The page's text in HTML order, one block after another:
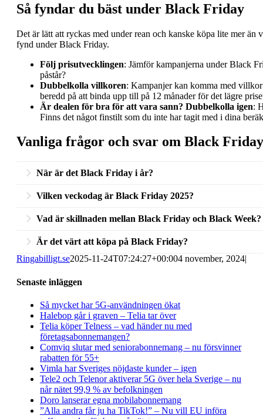
Så fyndar du bäst under Black Friday
Det är lätt att ryckas med under rean och kanske köpa lite mer än
fynd under Black Friday.
Följ prisutvecklingen: Jämför kampanjerna under Black
påstår?
Dubbelkolla villkoren: Kampanjer kan komma med
beredd på att binda upp till på 12 månader för det lägre
Är dealen för bra för att vara sann? Dubbelkolla igen:
Finns det något finstilt som du inte har tagit med i dina
Vanliga frågor och svar om Black Friday
När är det Black Friday i år?
I år inträffar Black Friday den 28 november 2025. Det är
Vilken veckodag är Black Friday 2025?
Black Friday är alltid på veckodagen fredag. Dagen
Vad är skillnaden mellan Black Friday och Black Week?
Skillnaden mellan Black Friday och Black Week är att
Friday. Vanligtvis är det allra bäst deal på Black Friday.
Är det värt att köpa på Black Friday?
Ja, det är ofta värt att köpa under Black Friday. Särskilt
Ringabilligt.se2025-11-24T07:24:27+00:004 november, 2024|
Senaste inläggen
Så mycket har 5G-användningen ökat
Halebop går i graven – Telia tar över
Telia köper Telness – vad händer nu med
företagsabonnemangen?
Comviq slutar med seniorabonnemang – nu försvinner
rabatten för 55+
Vimla har Sveriges nöjdaste kunder – igen
Tele2 och Telenor aktiverar 5G över hela Sverige – nu
når nätet 99,9 % av befolkningen
Doro lanserar egna mobilabonnemang
”Alla andra får ju ha TikTok!” – Nu vill EU införa